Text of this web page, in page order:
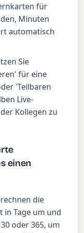
für
Minuten
automatisch
Sie
für eine
'Teilbaren
Live-
Kollegen zu
einen
die
in Tage um und
oder 365, um